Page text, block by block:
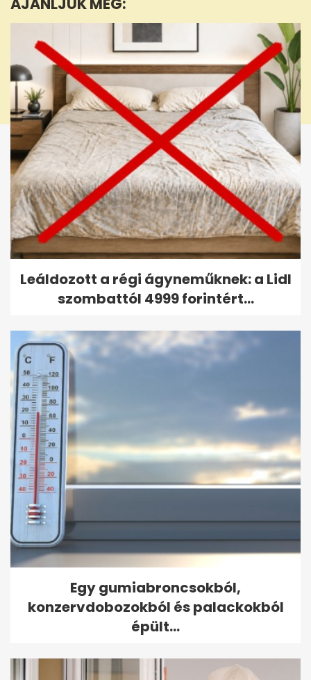
seconds
Leáldozott a régi ágyneműknek: a Lidl
szombattól 4999 forintért...
Egy gumiabroncsokból,
konzervdobozokból és palackokból
épült...